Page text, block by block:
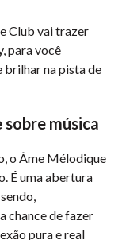
Club vai trazer
para você
brilhar na pista de
música
o Âme Mélodique
É uma abertura
chance de fazer
pura e real